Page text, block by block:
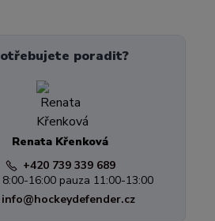
poradit?
Renata Křenková
+420 739 339 689
8:00-16:00 pauza 11:00-13:00
info@hockeydefender.cz